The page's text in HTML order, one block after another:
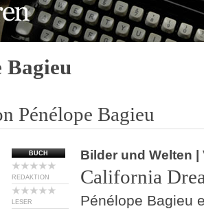
Bagieu
Pénélope Bagieu
BUCH
REDAKTION
LESER
Bilder und Welten
California
Pénélope Bagieu